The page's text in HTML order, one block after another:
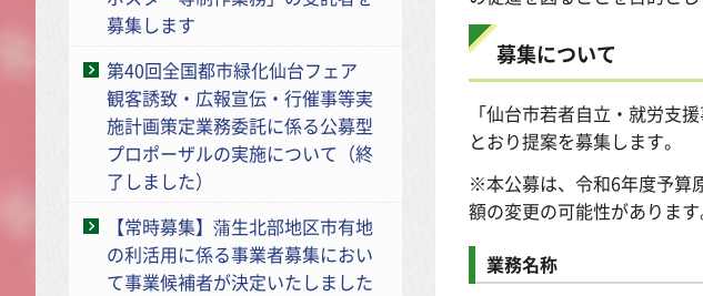
募集します
第40回全国都市緑化仙台フェア
観客誘致・広報宣伝・行催事等実
施計画策定業務委託に係る公募型
プロポーザルの実施について（終
了しました）
【常時募集】蒲生北部地区市有地
の利活用に係る事業者募集におい
て事業候補者が決定いたしました
募集について
「仙台市若者自立・就労支
とおり提案を募集します。
※本公募は、令和6年度予算
額の変更の可能性があります
業務名称